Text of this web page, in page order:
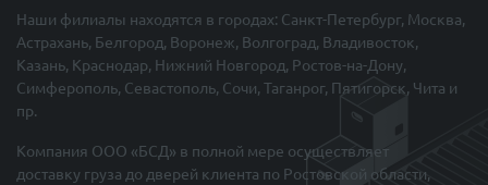
Наши филиалы находятся в городах: Санкт-Петербург, Москва,
Астрахань, Белгород, Воронеж, Волгоград, Владивосток,
Казань, Краснодар, Нижний Новгород, Ростов-на-Дону,
Симферополь, Севастополь, Сочи, Таганрог, Пятигорск, Чита и
пр.
Компания ООО «БСД» в полной мере осуществляет
доставку груза до дверей клиента по Ростовской области,